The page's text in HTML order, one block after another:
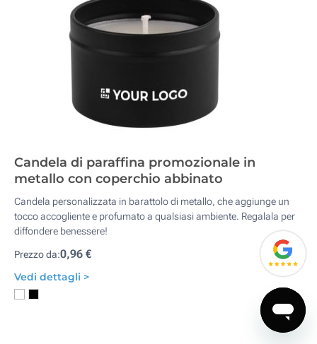
Candela di paraffina promozionale in
metallo con coperchio abbinato
Candela personalizzata in barattolo di metallo, che aggiunge un
tocco accogliente e profumato a qualsiasi ambiente. Regalala per
diffondere benessere!
Prezzo da:0,96 €
Vedi dettagli >